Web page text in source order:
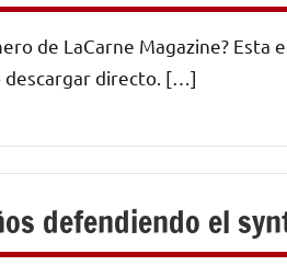
de LaCarne Magazine?
descargar directo. […]
defendiendo el